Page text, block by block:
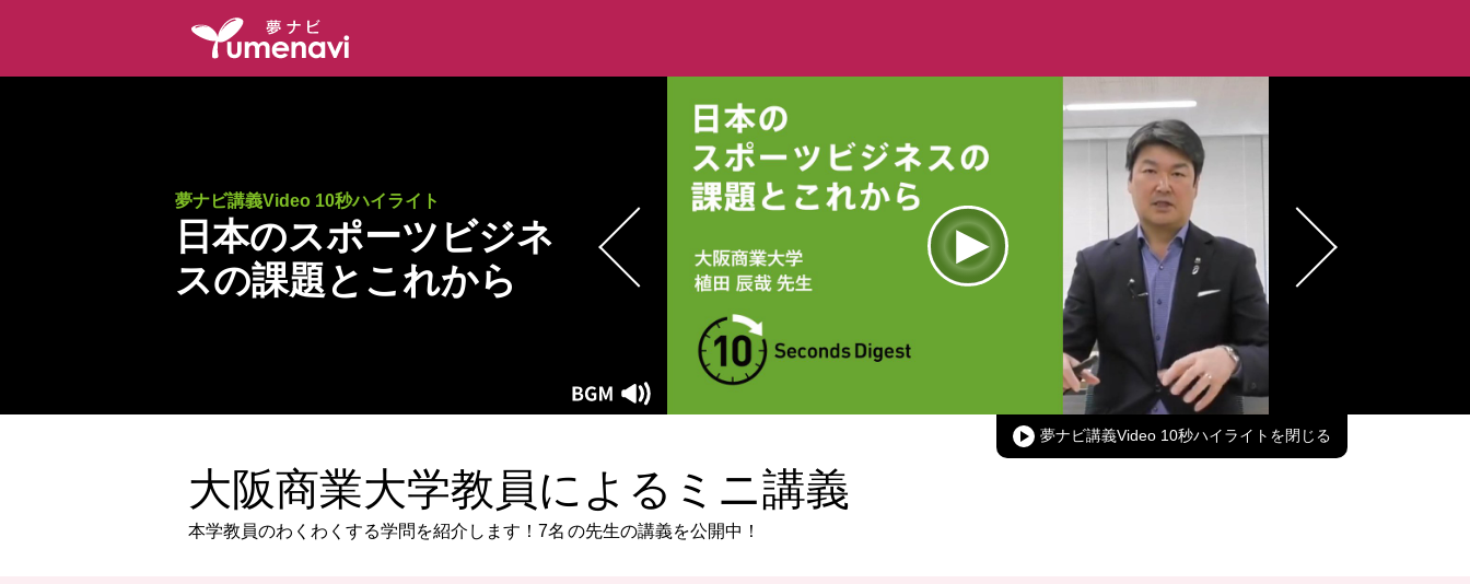
夢ナビ講義Video 10秒ハイライト
日本のスポーツビジネ
スの課題とこれから
Picture-
in-
夢ナビ講義Video 10秒ハイライト
大阪商業大学教員によるミニ講義
本学教員のわくわくする学問を紹介します！ 7名 の先生の講義を公開中！